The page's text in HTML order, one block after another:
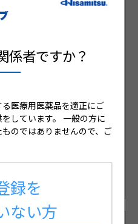
済みでない方
ンツのご案内
こちらからログインくださ
録手続を省略可能です。
係者ですか？
医療用医薬品を適正にご
しています。 一般の方に
のではありませんので、ご
録を
ない方